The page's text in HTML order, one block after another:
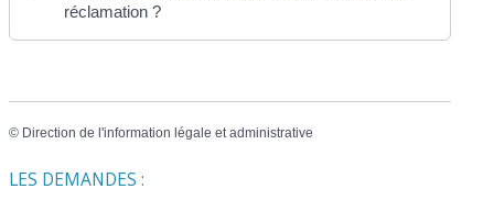
réclamation ?
© Direction de l'information légale et administrative
LES DEMANDES :